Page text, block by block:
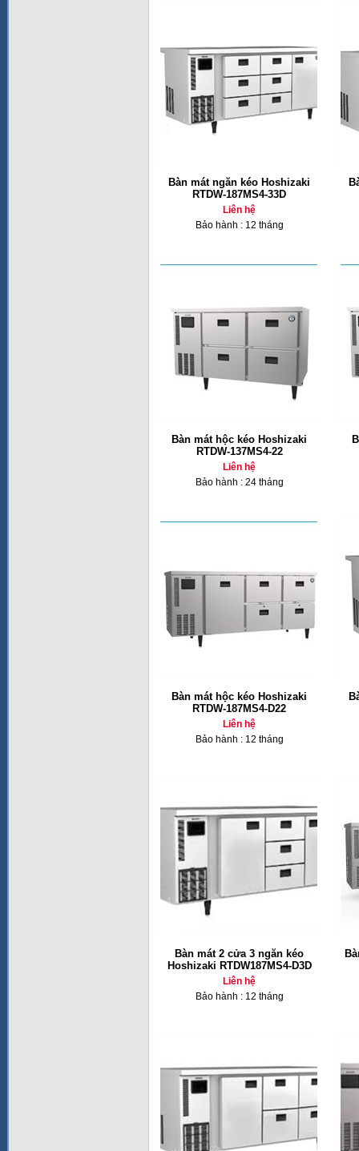
Bàn mát ngăn kéo Hoshizaki
RTDW-187MS4-33D
Liên hệ
Bảo hành : 12 tháng
Bàn mát hộc kéo Hoshizaki
RTDW-137MS4-22
Liên hệ
Bảo hành : 24 tháng
Bàn mát hộc kéo Hoshizaki
RTDW-187MS4-D22
Liên hệ
Bảo hành : 12 tháng
Bàn mát 2 cửa 3 ngăn kéo
Hoshizaki RTDW187MS4-D3D
Liên hệ
Bảo hành : 12 tháng